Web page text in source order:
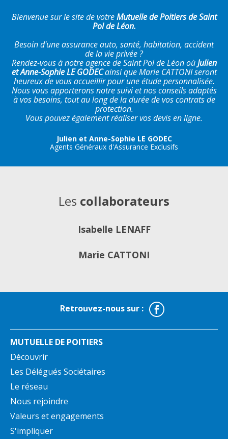
Bienvenue sur le site de votreMutuelle de Poitiers de Saint
Pol de Léon.
Besoin d'une assurance auto, santé, habitation, accident
de la vie privée ?
Rendez-vous à notre agence de Saint Pol de Léon oùJulien
et Anne-Sophie LE GODECainsi que Marie CATTONI seront
heureux de vous accueillir pour une étude personnalisée.
Nous vous apporterons notre suivi et nos conseils adaptés
à vos besoins, tout au long de la durée de vos contrats de
protection.
Vous pouvez également réaliser vos devis en ligne.
Julien et Anne-Sophie LE GODEC
Agents Généraux d'Assurance Exclusifs
Les collaborateurs
Isabelle LENAFF
Marie CATTONI
Retrouvez-nous sur : Facebook
MUTUELLE DE POITIERS
Découvrir
Les Délégués Sociétaires
Le réseau
Nous rejoindre
Valeurs et engagements
S'impliquer